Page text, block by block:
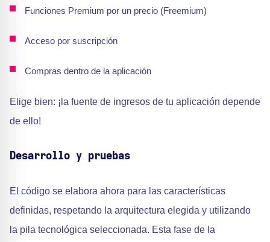
Funciones Premium por un precio (Freemium)
Acceso por suscripción
Compras dentro de la aplicación
Elige bien: ¡la fuente de ingresos de tu aplicación depende
de ello!
Desarrollo y pruebas
El código se elabora ahora para las características
definidas, respetando la arquitectura elegida y utilizando
la pila tecnológica seleccionada. Esta fase de la